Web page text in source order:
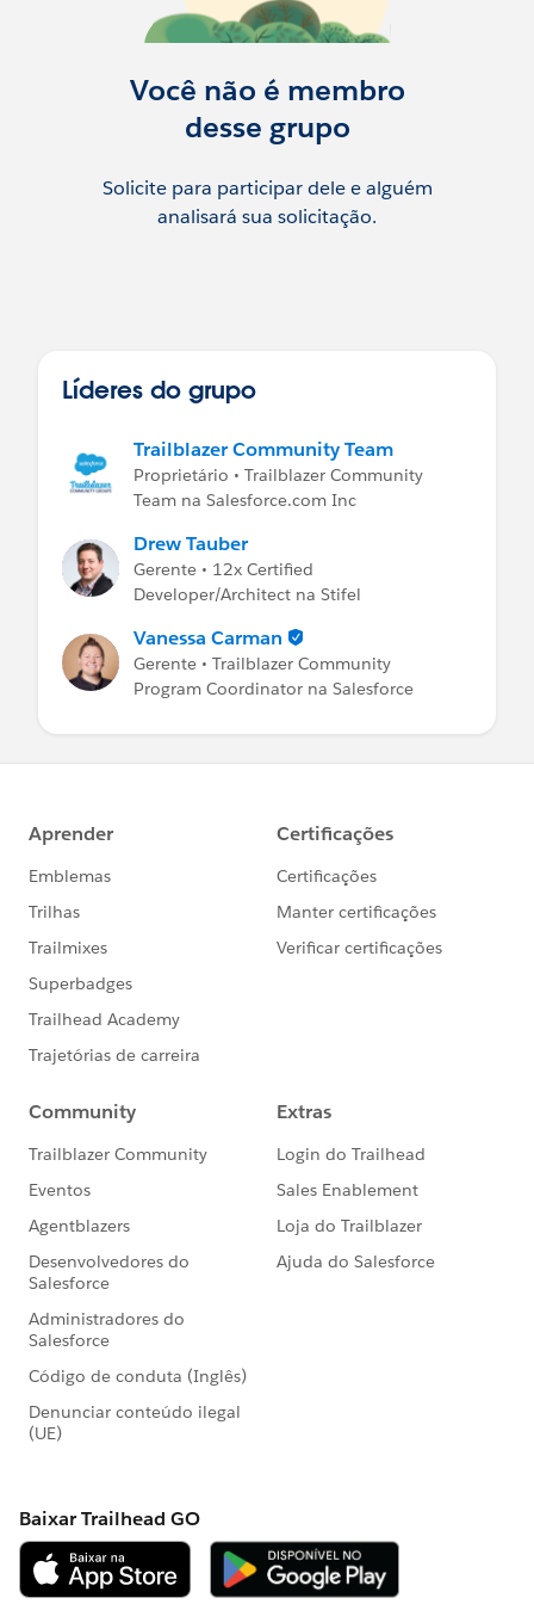
Você não é membro
desse grupo
Solicite para participar dele e alguém
analisará sua solicitação.
Líderes do grupo
Trailblazer Community Team
Proprietário • Trailblazer Community
Team na Salesforce.com Inc
Drew Tauber
Gerente • 12x Certified
Developer/Architect na Stifel
Vanessa Carman
Gerente • Trailblazer Community
Program Coordinator na Salesforce